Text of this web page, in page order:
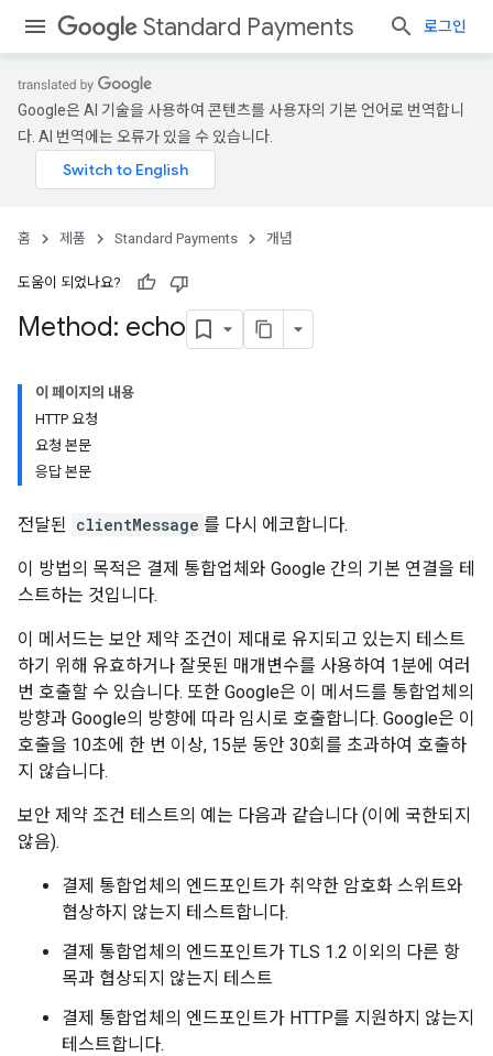
Standard Payments 로그인
Google은 AI 기술을 사용하여 콘텐츠를 사용자의 기본 언어로 번역합니
다. AI 번역에는 오류가 있을 수 있습니다.
홈 제품 Standard Payments 개념
도움이 되었나요?
Method: echo
이 페이지의 내용
HTTP 요청
요청 본문
응답 본문
전달된 clientMessage 를 다시 에코합니다.
이 방법의 목적은 결제 통합업체와 Google 간의 기본 연결을 테
스트하는 것입니다.
이 메서드는 보안 제약 조건이 제대로 유지되고 있는지 테스트
하기 위해 유효하거나 잘못된 매개변수를 사용하여 1분에 여러
번 호출할 수 있습니다. 또한 Google은 이 메서드를 통합업체의
방향과 Google의 방향에 따라 임시로 호출합니다. Google은 이
호출을 10초에 한 번 이상, 15분 동안 30회를 초과하여 호출하
지 않습니다.
보안 제약 조건 테스트의 예는 다음과 같습니다 (이에 국한되지
않음).
결제 통합업체의 엔드포인트가 취약한 암호화 스위트와
협상하지 않는지 테스트합니다.
결제 통합업체의 엔드포인트가 TLS 1.2 이외의 다른 항
목과 협상되지 않는지 테스트
결제 통합업체의 엔드포인트가 HTTP를 지원하지 않는지
테스트합니다.